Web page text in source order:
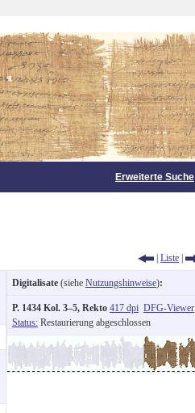
Erweiterte Suche
| Liste |
Digitalisate (siehe Nutzungshinweise):
P. 1434 Kol. 3–5, Rekto 417 dpi DFG-Viewer
Status: Restaurierung abgeschlossen